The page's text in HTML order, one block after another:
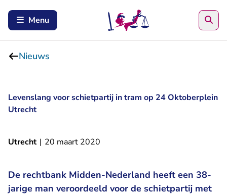
Menu
Nieuws
Levenslang voor schietpartij in tram op 24 Oktoberplein
Utrecht
Utrecht | 20 maart 2020
De rechtbank Midden-Nederland heeft een 38-
jarige man veroordeeld voor de schietpartij met